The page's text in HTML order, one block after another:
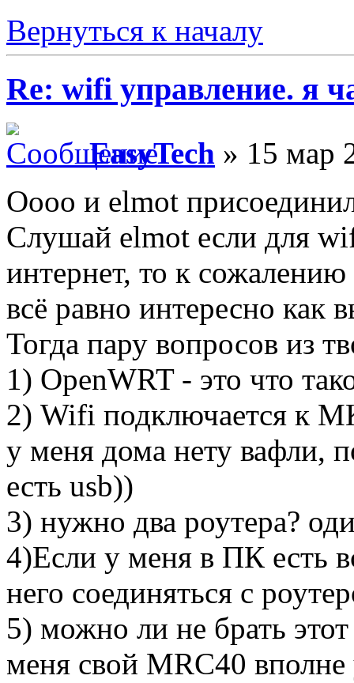
Вернуться к началу
Re: wifi управление. я
EasyTech » 15 мар
Оооо и elmot
Слушай elmot если для
интернет, то к
всё равно интересно
Тогда пару вопросов из
1) OpenWRT - это что
2) Wifi подключается к
у меня дома нету вафли,
есть usb))
3) нужно два роутера?
4)Если у меня в ПК есть
него соединяться с
5) можно ли не брать
меня свой MRC40 вполне